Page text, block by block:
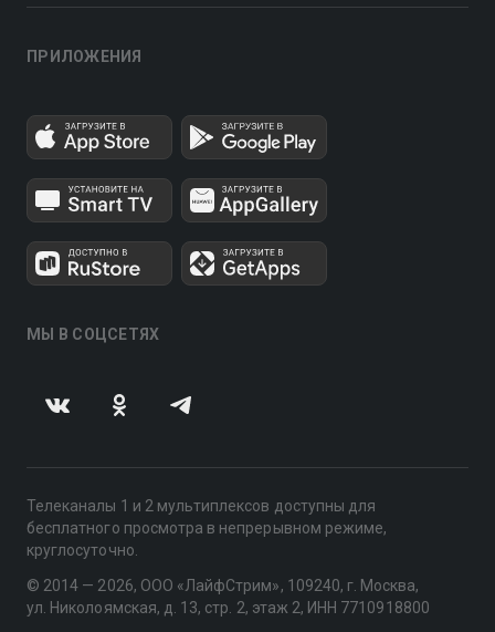
ПРИЛОЖЕНИЯ
МЫ В СОЦСЕТЯХ
Телеканалы 1 и 2 мультиплексов доступны для
бесплатного просмотра в непрерывном режиме,
круглосуточно.
© 2014 — 2026, ООО «ЛайфСтрим», 109240, г. Москва,
ул. Николоямская, д. 13, стр. 2, этаж 2, ИНН 7710918800